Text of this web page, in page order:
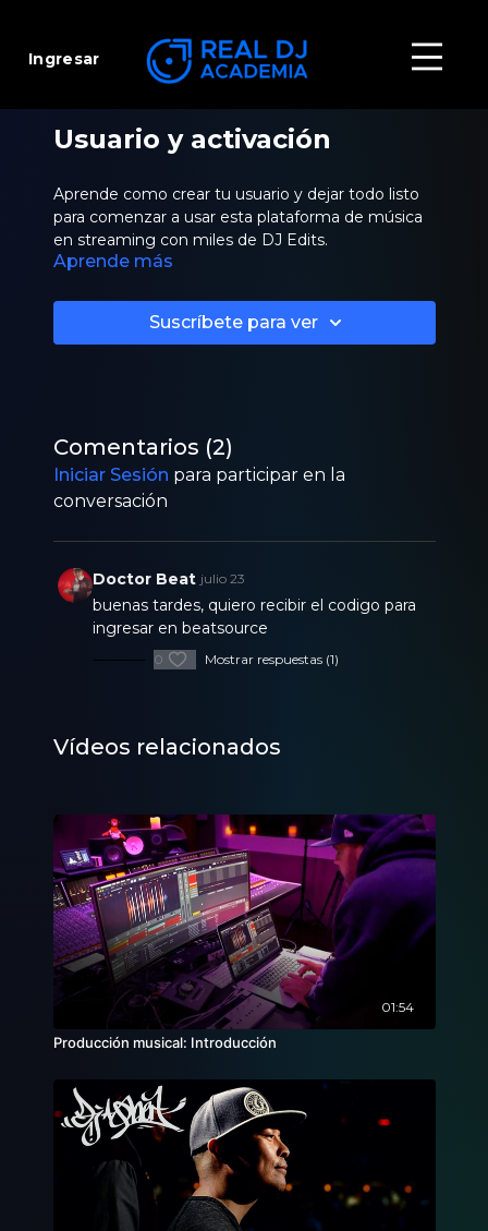
Ingresar
Usuario y activación
Aprende como crear tu usuario y dejar todo listo
para comenzar a usar esta plataforma de música
en streaming con miles de DJ Edits.
Aprende más
Suscríbete para ver
Comentarios (2)
Iniciar Sesión para participar en la
conversación
Doctor Beat julio 23
buenas tardes, quiero recibir el codigo para
ingresar en beatsource
0 Mostrar respuestas (1)
Vídeos relacionados
01:54
Producción musical: Introducción